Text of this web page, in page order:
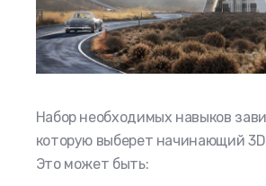
Набор необходимых навыков
которую выберет начинающий
Это может быть: